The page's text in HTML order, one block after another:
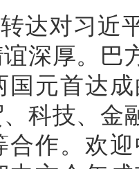
达对习近
深厚。巴
国元首达
科技、金
合作。欢